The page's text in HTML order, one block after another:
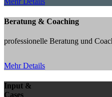
Beratung & Coaching
professionelle Beratung und
Mehr Details
Input &
Cases